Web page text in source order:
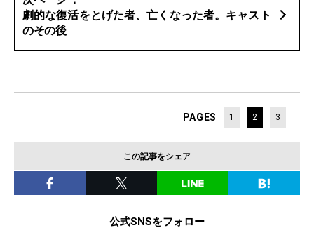
劇的な復活をとげた者、亡くなった者。キャスト
のその後
PAGES 1 2 3
この記事をシェア
公式SNSをフォロー